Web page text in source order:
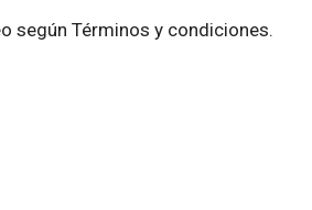
según Términos y condiciones.